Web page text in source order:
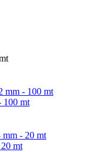
100 mt
mt